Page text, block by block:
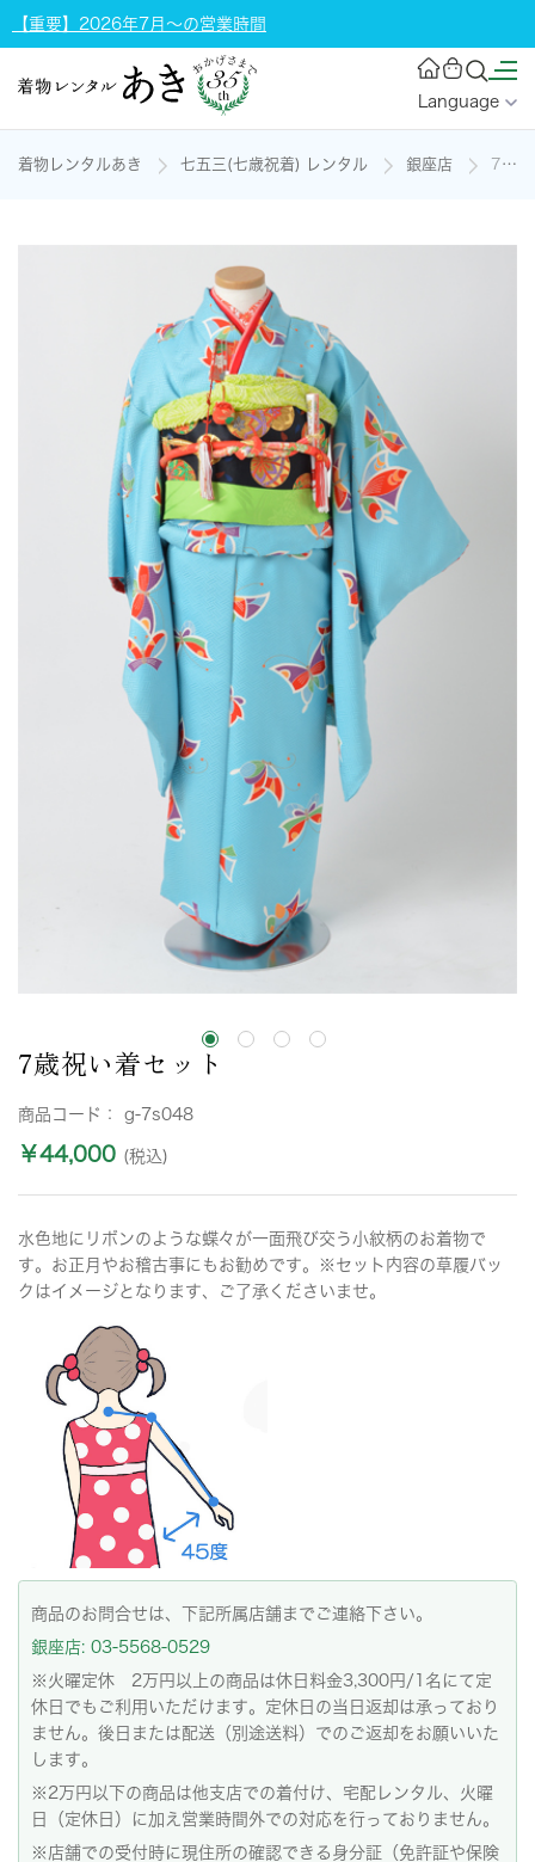
【重要】2026年7月～の営業時間
Language
着物レンタルあき 七五三(七歳祝着) レンタル 銀座店 7歳祝い着セットの着物レンタル
7歳祝い着セット
商品コード： g-7s048
￥44,000 (税込)
水色地にリボンのような蝶々が一面飛び交う小紋柄のお着物で
す。お正月やお稽古事にもお勧めです。※セット内容の草履バッ
クはイメージとなります、ご了承くださいませ。
商品のお問合せは、下記所属店舗までご連絡下さい。
銀座店: 03-5568-0529
※火曜定休 2万円以上の商品は休日料金3,300円/1名にて定
休日でもご利用いただけます。定休日の当日返却は承っており
ません。後日または配送（別途送料）でのご返却をお願いいた
します。
※2万円以下の商品は他支店での着付け、宅配レンタル、火曜
日（定休日）に加え営業時間外での対応を行っておりません。
※店舗での受付時に現住所の確認できる身分証（免許証や保険